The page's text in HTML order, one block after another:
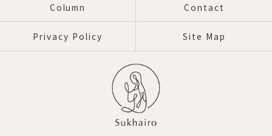
Column Contact
Privacy Policy Site Map